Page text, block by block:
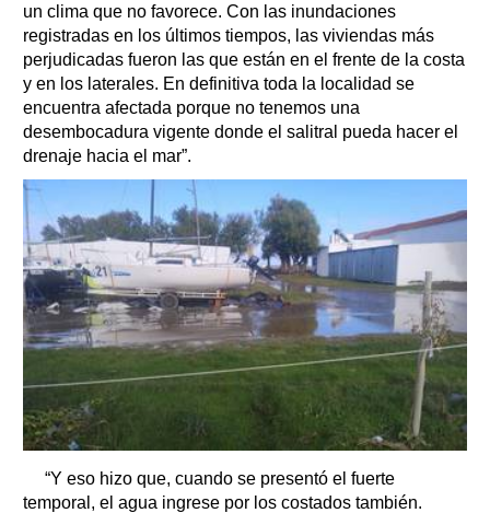
un clima que no favorece. Con las inundaciones
registradas en los últimos tiempos, las viviendas más
perjudicadas fueron las que están en el frente de la costa
y en los laterales. En definitiva toda la localidad se
encuentra afectada porque no tenemos una
desembocadura vigente donde el salitral pueda hacer el
drenaje hacia el mar”.
“Y eso hizo que, cuando se presentó el fuerte
temporal, el agua ingrese por los costados también.